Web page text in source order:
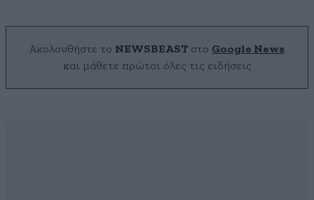
Ακολουθήστε το NEWSBEAST στο Google News
και μάθετε πρώτοι όλες τις ειδήσεις